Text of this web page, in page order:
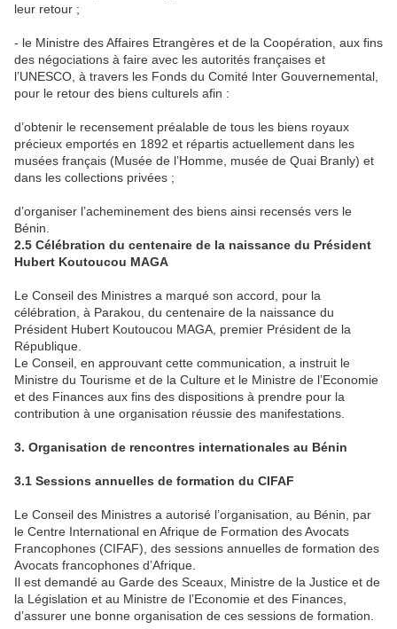
leur retour ;
- le Ministre des Affaires Etrangères et de la Coopération, aux fins
des négociations à faire avec les autorités françaises et
l’UNESCO, à travers les Fonds du Comité Inter Gouvernemental,
pour le retour des biens culturels afin :
d’obtenir le recensement préalable de tous les biens royaux
précieux emportés en 1892 et répartis actuellement dans les
musées français (Musée de l’Homme, musée de Quai Branly) et
dans les collections privées ;
d’organiser l’acheminement des biens ainsi recensés vers le
Bénin.
2.5 Célébration du centenaire de la naissance du Président
Hubert Koutoucou MAGA
Le Conseil des Ministres a marqué son accord, pour la
célébration, à Parakou, du centenaire de la naissance du
Président Hubert Koutoucou MAGA, premier Président de la
République.
Le Conseil, en approuvant cette communication, a instruit le
Ministre du Tourisme et de la Culture et le Ministre de l’Economie
et des Finances aux fins des dispositions à prendre pour la
contribution à une organisation réussie des manifestations.
3. Organisation de rencontres internationales au Bénin
3.1 Sessions annuelles de formation du CIFAF
Le Conseil des Ministres a autorisé l’organisation, au Bénin, par
le Centre International en Afrique de Formation des Avocats
Francophones (CIFAF), des sessions annuelles de formation des
Avocats francophones d’Afrique.
Il est demandé au Garde des Sceaux, Ministre de la Justice et de
la Législation et au Ministre de l’Economie et des Finances,
d’assurer une bonne organisation de ces sessions de formation.